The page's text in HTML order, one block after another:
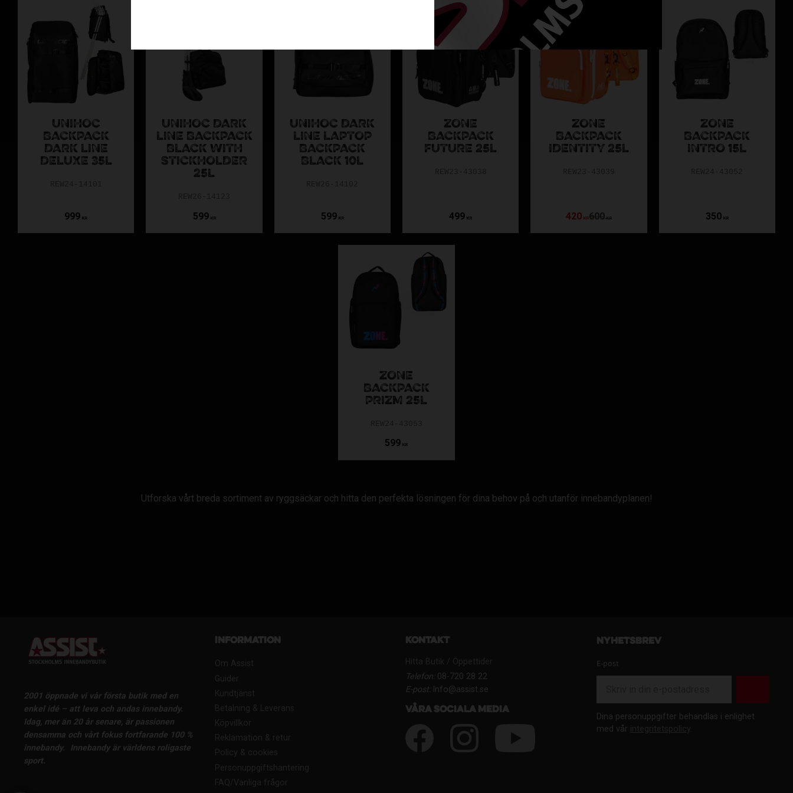
UNIHOC
BACKPACK
DARK LINE
DELUXE 35L
999 KR
UNIHOC DARK
LINE BACKPACK
BLACK WITH
STICKHOLDER
25L
599KR
UNIHOC DARK
LINE LAPTOP
BACKPACK
BLACK 10L
599KR
ZONE
BACKPACK
FUTURE 25L
499 KR
ZONE
BACKPACK
IDENTITY 25L
420KR600KR
30 %
ZONE
BACKPACK
INTRO 15L
350KR
ZONE
BACKPACK
PRIZM 25L
599 KR
Utforska vårt breda sortiment av ryggsäckar och hitta den perfekta lösningen för dina behov på och utanför innebandyplanen!
2001 öppnade vi vår första butik med en
enkel idé – att leva och andas innebandy.
Idag, mer än 20 år senare, är passionen
densamma och vårt fokus fortfarande 100 %
innebandy.
Innebandy är världens roligaste
sport.
Information
Om Assist
Guider
Kundtjänst
Betalning & Leverans
Köpvillkor
Reklamation & retur
Policy & cookies
Personuppgiftshantering
FAQ/Vanliga frågor
Kontakt
Hitta Butik / Öppettider
Telefon:08-720 28 22
E-post:Info@assist.se
Våra sociala media
Nyhetsbrev
E-post
Dina personuppgifter behandlas i enlighet
med vår integritetspolicy